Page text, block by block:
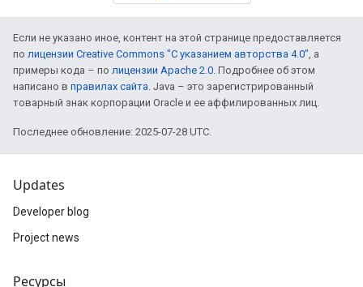
Если не указано иное, контент на этой странице предоставляется
по лицензии Creative Commons "С указанием авторства 4.0" , а
примеры кода – по лицензии Apache 2.0 . Подробнее об этом
написано в правилах сайта . Java – это зарегистрированный
товарный знак корпорации Oracle и ее аффилированных лиц.
Последнее обновление: 2025-07-28 UTC.
Updates
Developer blog
Project news
Ресурсы